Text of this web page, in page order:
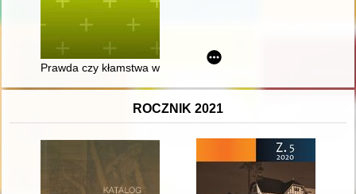
Prawda czy kłamstwa w historii Polski i narodu polskiego
ROCZNIK 2021